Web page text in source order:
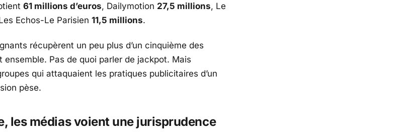
61 millions d’euros, Dailymotion 27,5 millions, Le
Echos-Le Parisien 11,5 millions.
récupèrent un peu plus d’un cinquième des
ensemble. Pas de quoi parler de jackpot. Mais
qui attaquaient les pratiques publicitaires d’un
pèse.
les médias voient une jurisprudence